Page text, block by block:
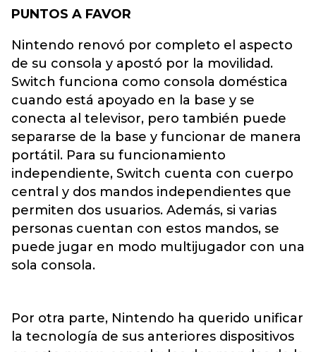
PUNTOS A FAVOR
Nintendo renovó por completo el aspecto
de su consola y apostó por la movilidad.
Switch funciona como consola doméstica
cuando está apoyado en la base y se
conecta al televisor, pero también puede
separarse de la base y funcionar de manera
portátil. Para su funcionamiento
independiente, Switch cuenta con cuerpo
central y dos mandos independientes que
permiten dos usuarios. Además, si varias
personas cuentan con estos mandos, se
puede jugar en modo multijugador con una
sola consola.
Por otra parte, Nintendo ha querido unificar
la tecnología de sus anteriores dispositivos